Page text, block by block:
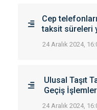
Cep
taksit süreleri
24 Aralık 2024,
Ulusal Taşıt
Geçiş
24 Aralık 2024,